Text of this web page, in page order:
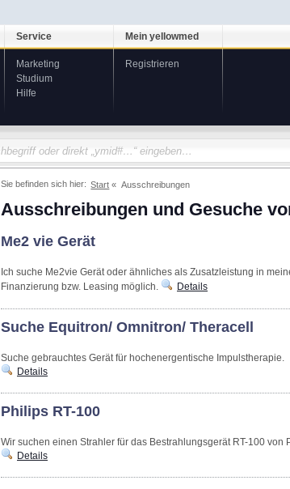
Service
Marketing
Studium
Hilfe
Mein yellowmed
Registrieren
Sie befinden sich hier: Start Ausschreibungen
Ausschreibungen und Gesuche
Me2 vie Gerät
Ich suche Me2vie Gerät oder ähnliches als Zusatzleistung in
Finanzierung bzw. Leasing möglich.
Details
Suche Equitron/ Omnitron/ Theracell
Suche gebrauchtes Gerät für hochenergentische Impulstherapie.
Details
Philips RT-100
Wir suchen einen Strahler für das Bestrahlungsgerät RT-100
Details